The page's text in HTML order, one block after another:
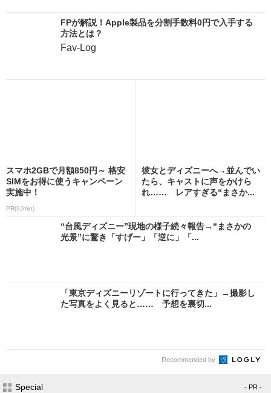
FPが解説！Apple製品を分割手数料0円で入手する
方法とは？
Fav-Log
スマホ2GBで月額850円～ 格安
SIMをお得に使うキャンペーン
実施中！
PR(IIJmio)
彼女とディズニーへ→並んでい
たら、キャストに声をかけら
れ…… レアすぎる“まさか...
“台風ディズニー”現地の様子続々報告→“まさかの
光景”に驚き「すげー」「逆に」「...
「東京ディズニーリゾートに行ってきた」→撮影し
た写真をよく見ると…… 予想を裏切...
Recommended by
Special - PR -